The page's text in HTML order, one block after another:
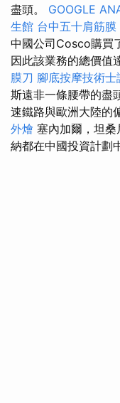
盡頭。 GOOGLE
生館 台中五十肩筋膜
中國公司Cosco購買
因此該業務的總價值
膜刀 腳底按摩技術士
斯遠非一條腰帶的盡
速鐵路與歐洲大陸的
外燴 塞內加爾，坦
納都在中國投資計劃